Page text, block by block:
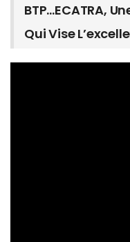
BTP…ECATRA,
Qui Vise